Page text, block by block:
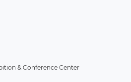
& Conference Center